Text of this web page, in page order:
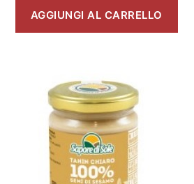
AGGIUNGI AL CARRELLO